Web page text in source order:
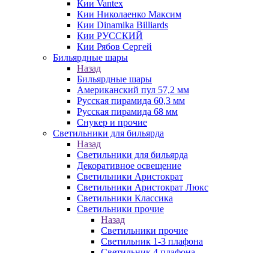
Кии Vantex
Кии Николаенко Максим
Кии Dinamika Billiards
Кии РУССКИЙ
Кии Рябов Сергей
Бильярдные шары
Назад
Бильярдные шары
Американский пул 57,2 мм
Русская пирамида 60,3 мм
Русская пирамида 68 мм
Снукер и прочие
Светильники для бильярда
Назад
Светильники для бильярда
Декоративное освещение
Светильники Аристократ
Светильники Аристократ Люкс
Светильники Классика
Светильники прочие
Назад
Светильники прочие
Светильник 1-3 плафона